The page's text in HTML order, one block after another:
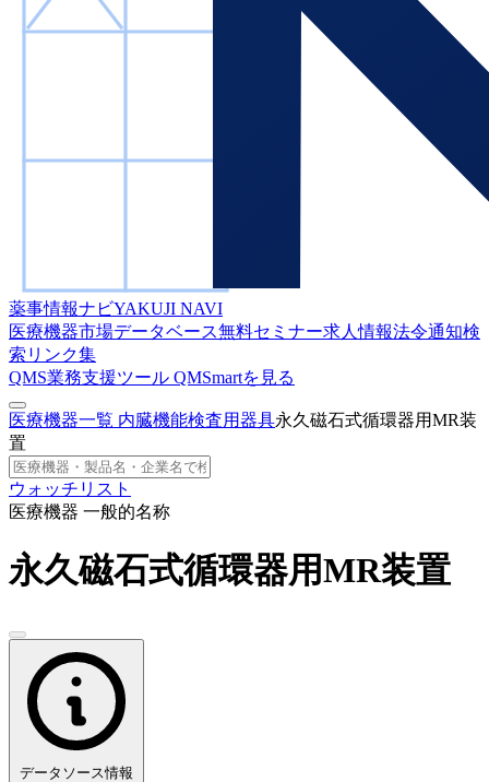
薬事情報ナビYAKUJI NAVI
医療機器市場データベース無料セミナー求人情報法令通知検
索 リンク集
QMS業務支援ツール QMSmartを見る
医療機器一覧 内臓機能検査用器具永久磁石式循環器用MR装
置
ウォッチリスト
医療機器 一般的名称
永久磁石式循環器用MR装置
データソース情報